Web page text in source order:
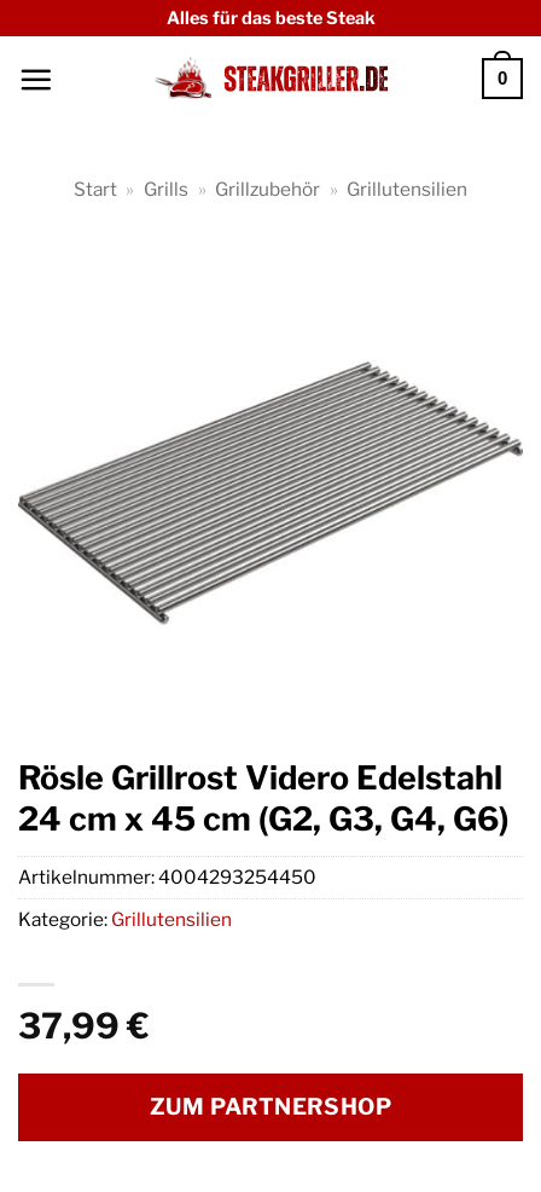
springen
Alles für das beste Steak
0
Start » Grills » Grillzubehör » Grillutensilien
Rösle Grillrost Videro Edelstahl
24 cm x 45 cm (G2, G3, G4, G6)
37,99€
ZUM PARTNERSHOP
Artikelnummer:4004293254450
Kategorie: Grillutensilien